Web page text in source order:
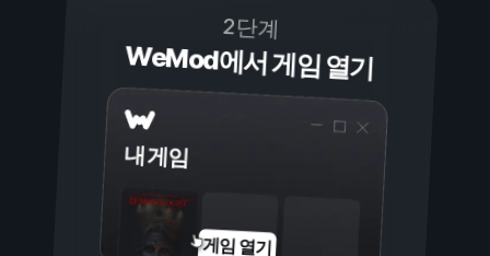
2단계
WeMod에서 게임 열기
내 게임
게임 열기